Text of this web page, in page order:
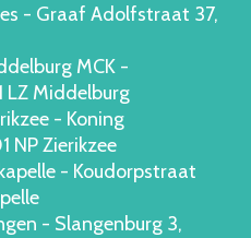
- Graaf Adolfstraat 37,
MCK -
LZ Middelburg
- Koning
NP Zierikzee
- Koudorpstraat
- Slangenburg 3,